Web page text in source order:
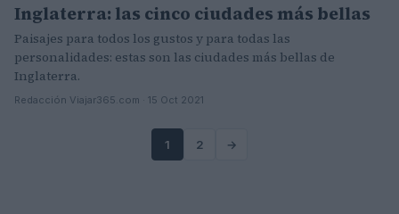
Inglaterra: las cinco ciudades más bellas
Paisajes para todos los gustos y para todas las
personalidades: estas son las ciudades más bellas de
Inglaterra.
Redacción Viajar365.com · 15 Oct 2021
1 2 →